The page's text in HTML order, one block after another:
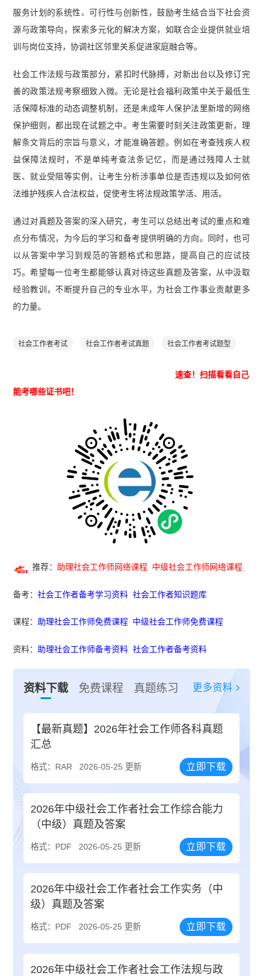
服务计划的系统性、可行性与创新性，鼓励考生结合当下社会资
源与政策导向，探索多元化的解决方案，如联合企业提供就业培
训与岗位支持，协调社区邻里关系促进家庭融合等。
社会工作法规与政策部分，紧扣时代脉搏，对新出台以及修订完
善的政策法规考察细致入微。无论是社会福利政策中关于最低生
活保障标准的动态调整机制，还是未成年人保护法里新增的网络
保护细则，都出现在试题之中。考生需要时刻关注政策更新，理
解条文背后的宗旨与意义，才能准确答题。例如在考查残疾人权
益保障法规时，不是单纯考查法条记忆，而是通过残障人士就
医、就业受阻等实例，让考生分析涉事单位是否违规以及如何依
法维护残疾人合法权益，促使考生将法规政策学活、用活。
通过对真题及答案的深入研究，考生可以总结出考试的重点和难
点分布情况，为今后的学习和备考提供明确的方向。同时，也可
以从答案中学习到规范的答题格式和思路，提高自己的应试技
巧。希望每一位考生都能够认真对待这些真题及答案，从中汲取
经验教训，不断提升自己的专业水平，为社会工作事业贡献更多
的力量。
社会工作者考试 社会工作者考试真题 社会工作者考试题型
速查！扫描看看自己
能考哪些证书吧！
推荐： 助理社会工作师网络课程 中级社会工作师网络课程
备考：社会工作者备考学习资料 社会工作者知识题库
课程：助理社会工作师免费课程 中级社会工作师免费课程
资料：助理社会工作师备考资料 社会工作者备考资料
资料下载 免费课程 真题练习 更多资料
【最新真题】2026年社会工作师各科真题
汇总
格式：RAR 2026-05-25 更新 立即下载
2026年中级社会工作者社会工作综合能力
（中级）真题及答案
格式：PDF 2026-05-25 更新 立即下载
2026年中级社会工作者社会工作实务（中
级）真题及答案
格式：PDF 2026-05-25 更新 立即下载
2026年中级社会工作者社会工作法规与政